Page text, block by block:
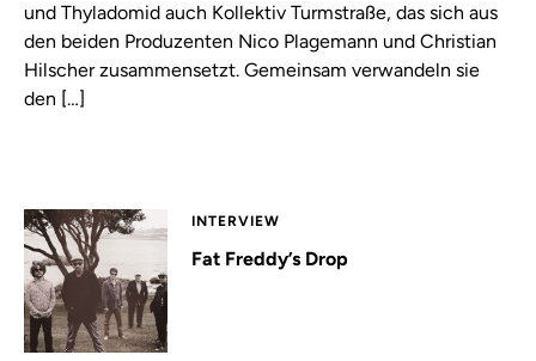
und Thyladomid auch Kollektiv Turmstraße, das sich aus
den beiden Produzenten Nico Plagemann und Christian
Hilscher zusammensetzt. Gemeinsam verwandeln sie
den […]
INTERVIEW
Fat Freddy’s Drop